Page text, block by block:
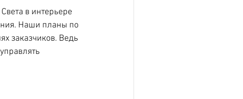
в интерьере
Наши планы по
заказчиков. Ведь